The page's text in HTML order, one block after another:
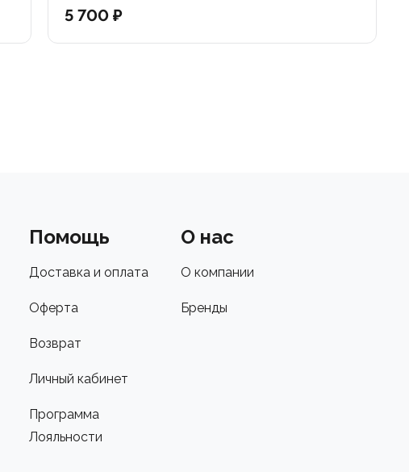
5 700 ₽
Помощь
Доставка и оплата
Оферта
Возврат
Личный кабинет
Программа
Лояльности
О нас
О компании
Бренды